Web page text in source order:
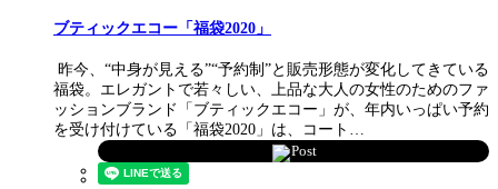
ブティックエコー「福袋2020」
昨今、“中身が見える”“予約制”と販売形態が変化してきている
福袋。エレガントで若々しい、上品な大人の女性のためのファ
ッションブランド「ブティックエコー」が、年内いっぱい予約
を受け付けている「福袋2020」は、コート…
Post